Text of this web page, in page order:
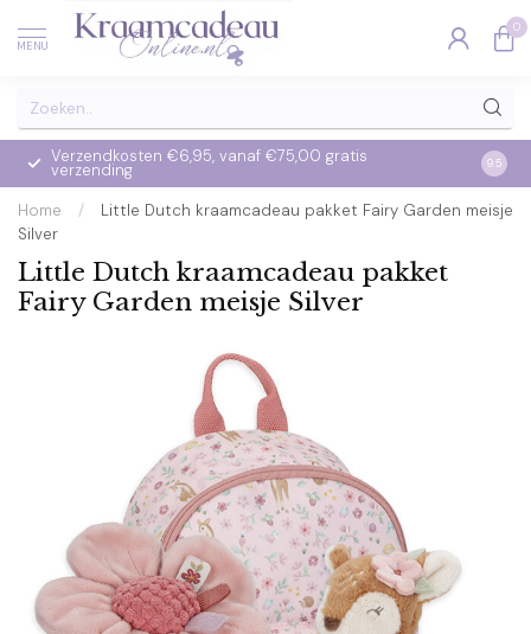
MENU
0
Verzendkosten €6,95, vanaf €75,00 gratis
verzending
Op
9.5
Home /
Little Dutch kraamcadeau pakket Fairy Garden meisje
Silver
Little Dutch kraamcadeau pakket
Fairy Garden meisje Silver